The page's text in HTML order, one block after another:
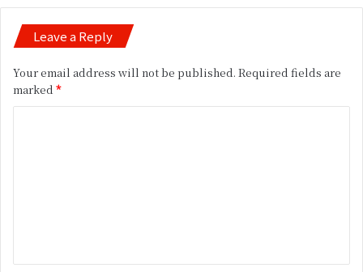
Leave a Reply
Your email address will not be published. Required fields are
marked *
t